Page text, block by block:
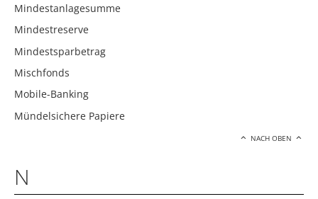
Mindestanlagesumme
Mindestreserve
Mindestsparbetrag
Mischfonds
Mobile-Banking
Mündelsichere Papiere
NACH OBEN
N